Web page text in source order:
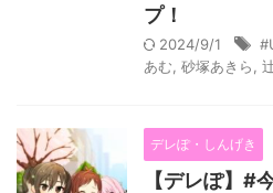
プ！
2024/9/1
あむ 砂塚あきら
デレぽ・しんげき
【デレぽ】#